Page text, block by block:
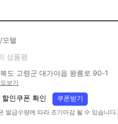
모텔
상품평
도 고령군 대가야읍 왕릉로 90-1
보기
할인쿠폰 확인 쿠폰받기
발급수량에 따라 조기마감 될 수 있습니다.